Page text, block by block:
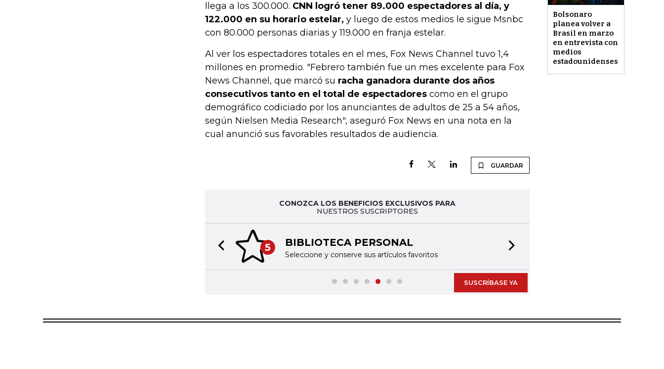
Bolsonaro
planea volver a
Brasil en marzo
en entrevista con
medios
estadounidenses
llega a los 300.000. CNN logró tener 89.000 espectadores al día, y
122.000 en su horario estelar, y luego de estos medios le sigue Msnbc
con 80.000 personas diarias y 119.000 en franja estelar.
Al ver los espectadores totales en el mes, Fox News Channel tuvo 1,4
millones en promedio. "Febrero también fue un mes excelente para Fox
News Channel, que marcó su racha ganadora durante dos años
consecutivos tanto en el total de espectadores como en el grupo
demográfico codiciado por los anunciantes de adultos de 25 a 54 años,
según Nielsen Media Research", aseguró Fox News en una nota en la
cual anunció sus favorables resultados de audiencia.
GUARDAR
CONOZCA LOS BENEFICIOS EXCLUSIVOS PARA
NUESTROS SUSCRIPTORES
5 BIBLIOTECA PERSONAL
Seleccione y conserve sus artículos favoritos
Previous slide
SUSCRÍBASE YA